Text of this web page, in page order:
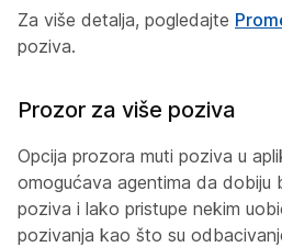
Za više detalja, pogledajte
poziva.
Prozor za više poziva
Opcija prozora muti poziva u
omogućava agentima da dobiju
poziva i lako pristupe nekim
pozivanja kao što su